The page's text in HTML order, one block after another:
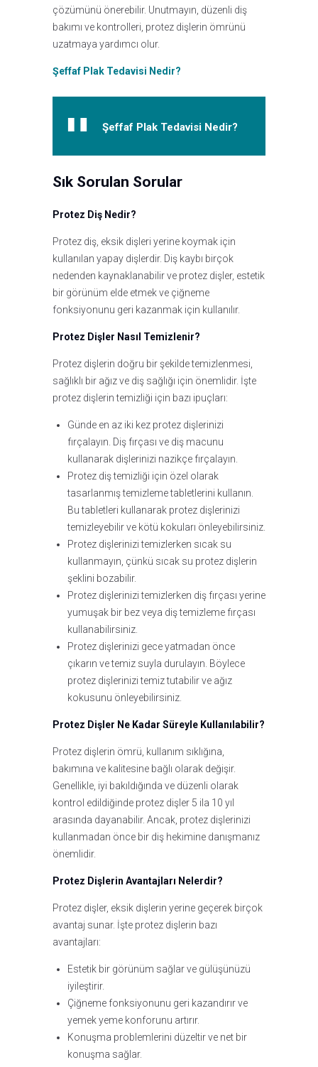
çözümünü önerebilir. Unutmayın, düzenli diş
bakımı ve kontrolleri, protez dişlerin ömrünü
uzatmaya yardımcı olur.
Şeffaf Plak Tedavisi Nedir?
Şeffaf Plak Tedavisi Nedir?
Sık Sorulan Sorular
Protez Diş Nedir?
Protez diş, eksik dişleri yerine koymak için
kullanılan yapay dişlerdir. Diş kaybı birçok
nedenden kaynaklanabilir ve protez dişler, estetik
bir görünüm elde etmek ve çiğneme
fonksiyonunu geri kazanmak için kullanılır.
Protez Dişler Nasıl Temizlenir?
Protez dişlerin doğru bir şekilde temizlenmesi,
sağlıklı bir ağız ve diş sağlığı için önemlidir. İşte
protez dişlerin temizliği için bazı ipuçları:
Günde en az iki kez protez dişlerinizi
fırçalayın. Diş fırçası ve diş macunu
kullanarak dişlerinizi nazikçe fırçalayın.
Protez diş temizliği için özel olarak
tasarlanmış temizleme tabletlerini kullanın.
Bu tabletleri kullanarak protez dişlerinizi
temizleyebilir ve kötü kokuları önleyebilirsiniz.
Protez dişlerinizi temizlerken sıcak su
kullanmayın, çünkü sıcak su protez dişlerin
şeklini bozabilir.
Protez dişlerinizi temizlerken diş fırçası yerine
yumuşak bir bez veya diş temizleme fırçası
kullanabilirsiniz.
Protez dişlerinizi gece yatmadan önce
çıkarın ve temiz suyla durulayın. Böylece
protez dişlerinizi temiz tutabilir ve ağız
kokusunu önleyebilirsiniz.
Protez Dişler Ne Kadar Süreyle Kullanılabilir?
Protez dişlerin ömrü, kullanım sıklığına,
bakımına ve kalitesine bağlı olarak değişir.
Genellikle, iyi bakıldığında ve düzenli olarak
kontrol edildiğinde protez dişler 5 ila 10 yıl
arasında dayanabilir. Ancak, protez dişlerinizi
kullanmadan önce bir diş hekimine danışmanız
önemlidir.
Protez Dişlerin Avantajları Nelerdir?
Protez dişler, eksik dişlerin yerine geçerek birçok
avantaj sunar. İşte protez dişlerin bazı
avantajları:
Estetik bir görünüm sağlar ve gülüşünüzü
iyileştirir.
Çiğneme fonksiyonunu geri kazandırır ve
yemek yeme konforunu artırır.
Konuşma problemlerini düzeltir ve net bir
konuşma sağlar.